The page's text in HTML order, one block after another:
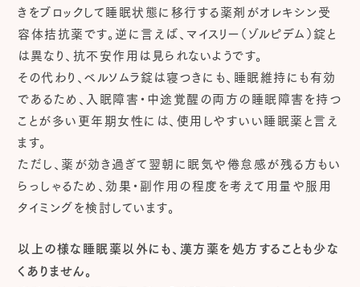
きをブロックして睡眠状態に移行する薬剤がオレキシン受
容体拮抗薬です。逆に言えば、マイスリー（ゾルピデム）錠と
は異なり、抗不安作用は見られないようです。
その代わり、ベルソムラ錠は寝つきにも、睡眠維持にも有効
であるため、入眠障害・中途覚醒の両方の睡眠障害を持つ
ことが多い更年期女性には、使用しやすいい睡眠薬と言え
ます。
ただし、薬が効き過ぎて翌朝に眠気や倦怠感が残る方もい
らっしゃるため、効果・副作用の程度を考えて用量や服用
タイミングを検討しています。
以上の様な睡眠薬以外にも、漢方薬を処方することも少な
くありません。